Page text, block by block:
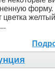
форму.